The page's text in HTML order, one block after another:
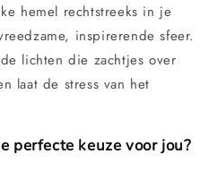
hemel rechtstreeks in je
inspirerende sfeer.
lichten die zachtjes over
laat de stress van het
perfecte keuze voor jou?